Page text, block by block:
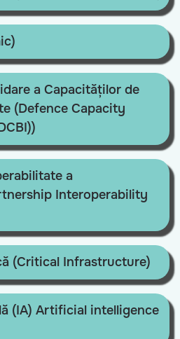
a Capacităților de
(Defence Capacity
a
Interoperability
(Critical Infrastructure)
(IA) Artificial intelligence